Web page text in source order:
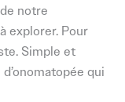
notre
explorer. Pour
Simple et
qui